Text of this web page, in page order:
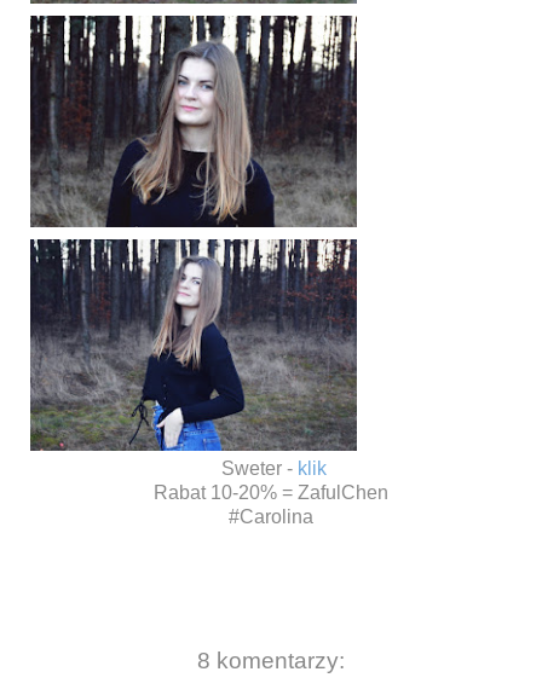
Sweter - klik
Rabat 10-20% = ZafulChen
#Carolina
8 komentarzy: